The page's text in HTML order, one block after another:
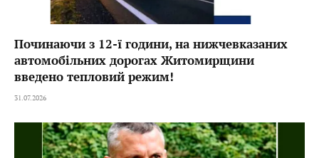
Починаючи з 12-ї години, на нижчевказаних
автомобільних дорогах Житомирщини
введено тепловий режим!
31.07.2026